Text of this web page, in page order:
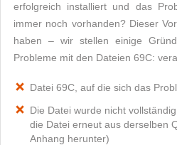
erfolgreich installiert und das
immer noch vorhanden? Dieser
haben – wir stellen einige
Probleme mit den Dateien 69C:
Datei 69C, auf die sich das
Die Datei wurde nicht
die Datei erneut aus derselben
Anhang herunter)